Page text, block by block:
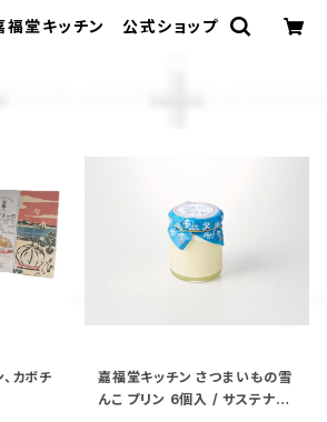
堂キッチン 公式ショップ
カボチ
嘉福堂キッチン さつまいもの雪
んこ プリン 6個入 / サステナブ